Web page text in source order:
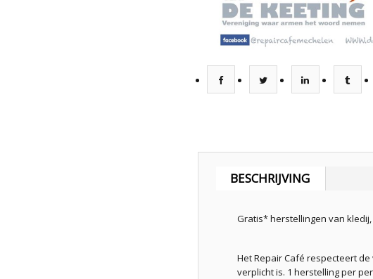
BESCHRIJVING
Gratis* herstellingen van
Het Repair Café respecteert
verplicht is. 1 herstelling per